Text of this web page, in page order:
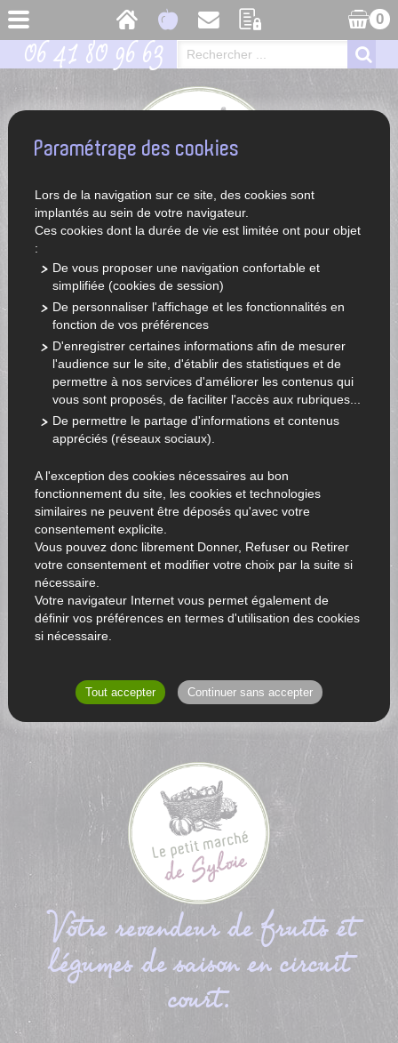
0
06 41 80 96 63
ACCUEIL LÉGUMES ET FRUITS DE SAISON
Votre revendeur de fruits et
légumes de saison en circuit
court.
Paramétrage des cookies
Lors de la navigation sur ce site, des cookies sont
implantés au sein de votre navigateur.
Ces cookies dont la durée de vie est limitée ont pour objet
:
De vous proposer une navigation confortable et
simplifiée (cookies de session)
De personnaliser l'affichage et les fonctionnalités en
fonction de vos préférences
D'enregistrer certaines informations afin de mesurer
l'audience sur le site, d'établir des statistiques et de
permettre à nos services d'améliorer les contenus qui
vous sont proposés, de faciliter l'accès aux rubriques...
De permettre le partage d'informations et contenus
appréciés (réseaux sociaux).
A l'exception des cookies nécessaires au bon
fonctionnement du site, les cookies et technologies
similaires ne peuvent être déposés qu'avec votre
consentement explicite.
Vous pouvez donc librement Donner, Refuser ou Retirer
votre consentement et modifier votre choix par la suite si
nécessaire.
Votre navigateur Internet vous permet également de
définir vos préférences en termes d'utilisation des cookies
si nécessaire.
Tout accepter Continuer sans accepter